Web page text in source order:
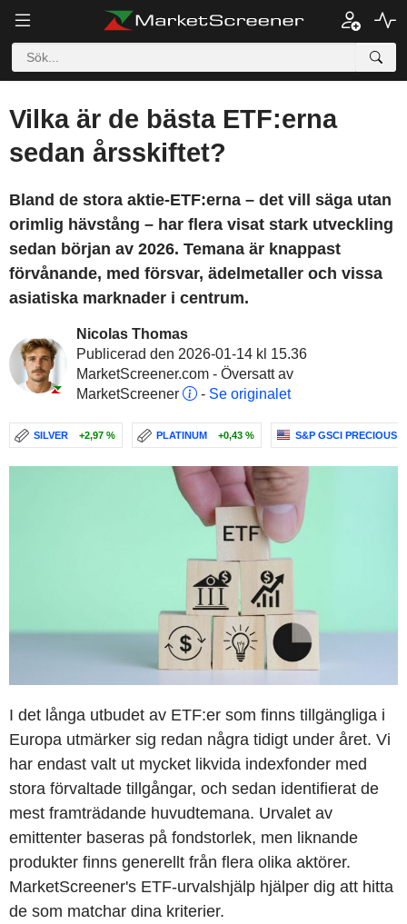
Vilka är de bästa ETF:erna
sedan årsskiftet?
Bland de stora aktie-ETF:erna – det vill säga utan
orimlig hävstång – har flera visat stark utveckling
sedan början av 2026. Temana är knappast
förvånande, med försvar, ädelmetaller och vissa
asiatiska marknader i centrum.
Nicolas Thomas
Publicerad den 2026-01-14 kl 15.36
MarketScreener.com - Översatt av
MarketScreener
- Se originalet
SILVER +2,97 % PLATINUM +0,43 % S&P GSCI PRECIOUS
I det långa utbudet av ETF:er som finns tillgängliga i
Europa utmärker sig redan några tidigt under året. Vi
har endast valt ut mycket likvida indexfonder med
stora förvaltade tillgångar, och sedan identifierat de
mest framträdande huvudtemana. Urvalet av
emittenter baseras på fondstorlek, men liknande
produkter finns generellt från flera olika aktörer.
MarketScreener's ETF-urvalshjälp hjälper dig att hitta
de som matchar dina kriterier.